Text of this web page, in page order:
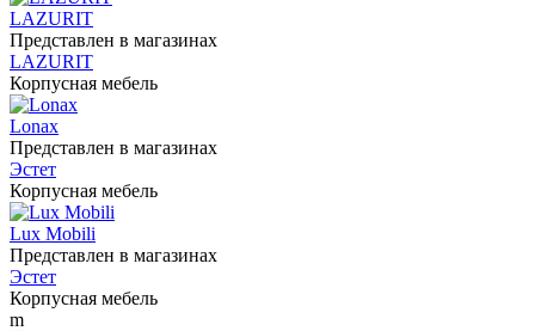
LAZURIT
Представлен в магазинах
LAZURIT
Корпусная мебель
Lonax
Представлен в магазинах
Эстет
Корпусная мебель
Lux Mobili
Представлен в магазинах
Эстет
Корпусная мебель
m